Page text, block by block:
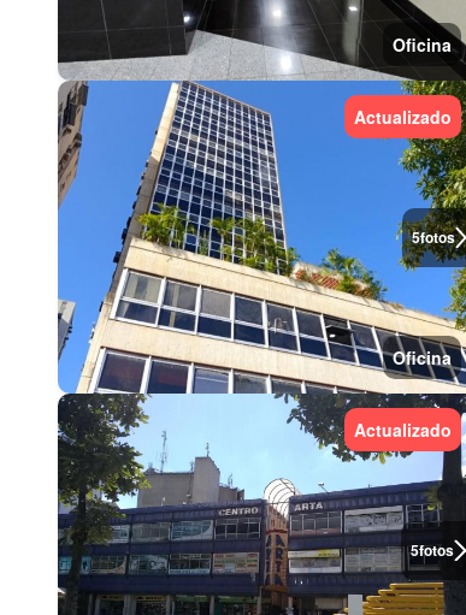
Oficina
5fotos
Actualizado
Oficina
5fotos
Actualizado